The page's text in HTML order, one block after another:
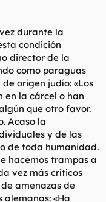
durante la
condición
director de la
como paraguas
origen judío: «Los
en la cárcel o han
que otro favor.
Acaso la
y de las
de toda humanidad.
hacemos trampas a
vez más críticos
amenazas de
«Ha